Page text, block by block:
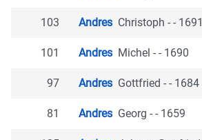
103 Andres Christoph - - 1691
101 Andres Michel - - 1690
97 Andres Gottfried - - 1684
81 Andres Georg - - 1659